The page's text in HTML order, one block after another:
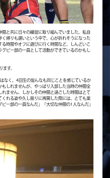
と共に日々の練習に取り組んでいました。私自
帰りも遅いという中で、心が折れそうになった
時間やオフに遊びに行く時間など、しんどいこ
ビー部の一員として活動ができているのかもし
ます。
なく、4回生の皆んなも同じことを感じているか
しれませんが、やっぱり入部した当時の仲間全
ません。しかしその仲間と過ごした時間はとて
れる姿や久し振りに再開した際には、とても楽
ー部の一員なんだ」「大切な仲間の1人なんだ」